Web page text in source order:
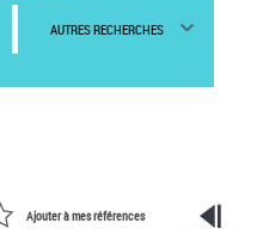
AUTRES RECHERCHES
Ajouter à mes références